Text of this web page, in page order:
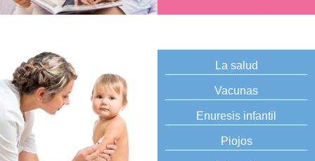
La salud
Vacunas
Enuresis infantil
Piojos